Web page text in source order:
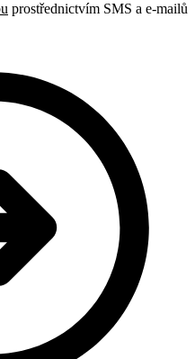
prostřednictvím SMS a e-mailů